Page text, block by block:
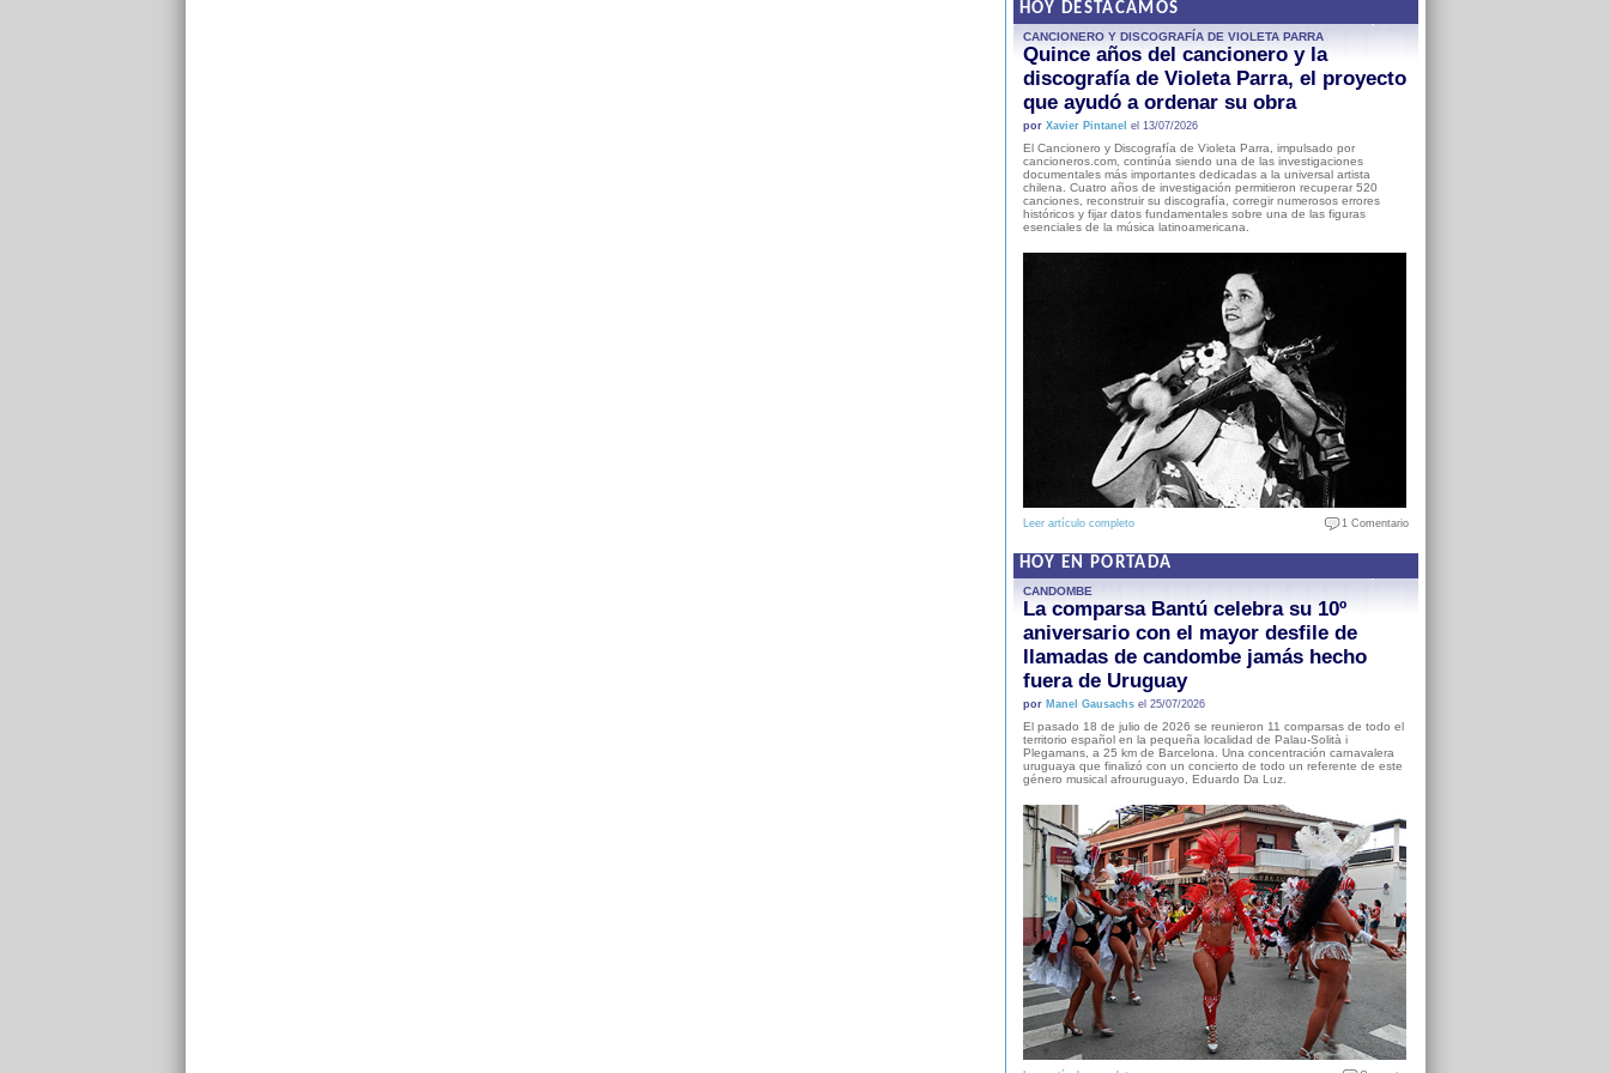
HOY DESTACAMOS
CANCIONERO Y DISCOGRAFÍA DE VIOLETA PARRA
Quince años del cancionero y la
discografía de Violeta Parra, el proyecto
que ayudó a ordenar su obra
por Xavier Pintanel el 13/07/2026
El Cancionero y Discografía de Violeta Parra, impulsado por
cancioneros.com, continúa siendo una de las investigaciones
documentales más importantes dedicadas a la universal artista
chilena. Cuatro años de investigación permitieron recuperar 520
canciones, reconstruir su discografía, corregir numerosos errores
históricos y fijar datos fundamentales sobre una de las figuras
esenciales de la música latinoamericana.
Leer artículo completo 1 Comentario
HOY EN PORTADA
CANDOMBE
La comparsa Bantú celebra su 10º
aniversario con el mayor desfile de
llamadas de candombe jamás hecho
fuera de Uruguay
por Manel Gausachsel 25/07/2026
El pasado 18 de julio de 2026 se reunieron 11 comparsas de todo el
territorio español en la pequeña localidad de Palau-Solità i
Plegamans, a 25 km de Barcelona. Una concentración carnavalera
uruguaya que finalizó con un concierto de todo un referente de este
género musical afrouruguayo, Eduardo Da Luz.